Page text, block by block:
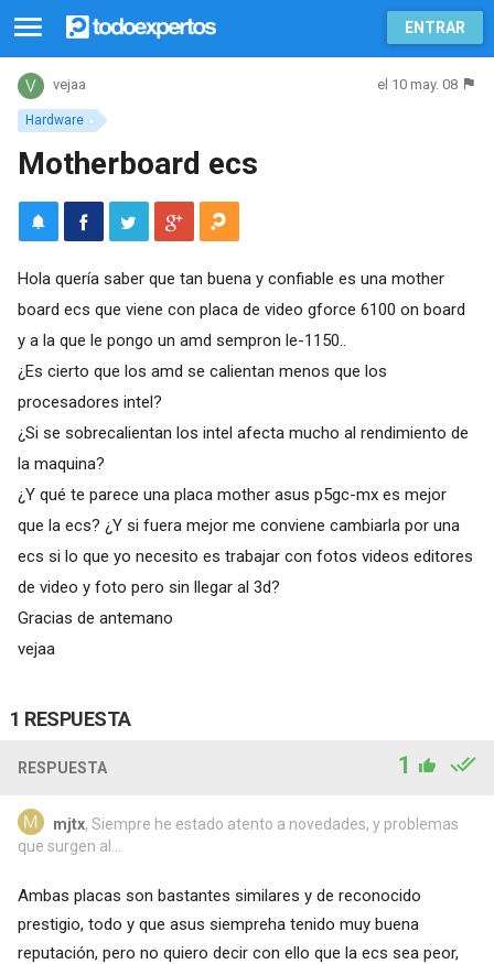
ENTRAR
Hardware
vejaa el 10 may. 08
Motherboard ecs
Hola quería saber que tan buena y confiable es una mother
board ecs que viene con placa de video gforce 6100 on board
y a la que le pongo un amd sempron le-1150..
¿Es cierto que los amd se calientan menos que los
procesadores intel?
¿Si se sobrecalientan los intel afecta mucho al rendimiento de
la maquina?
¿Y qué te parece una placa mother asus p5gc-mx es mejor
que la ecs? ¿Y si fuera mejor me conviene cambiarla por una
ecs si lo que yo necesito es trabajar con fotos videos editores
de video y foto pero sin llegar al 3d?
Gracias de antemano
vejaa
1 RESPUESTA
RESPUESTA 1
mjtx, Siempre he estado atento a novedades, y problemas
que surgen al...
Ambas placas son bastantes similares y de reconocido
prestigio, todo y que asus siempreha tenido muy buena
reputación, pero no quiero decir con ello que la ecs sea peor,